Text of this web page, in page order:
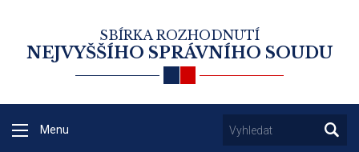
SBÍRKA ROZHODNUTÍ
NEJVYŠŠÍHO SPRÁVNÍHO SOUDU
Menu